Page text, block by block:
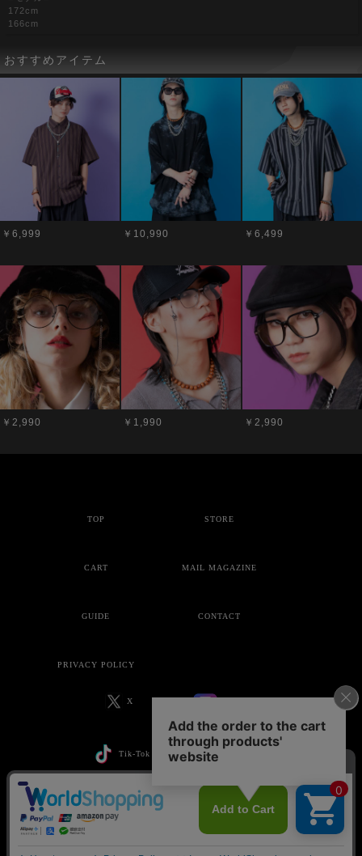
172cm
166cm
おすすめアイテム
￥6,999 ￥10,990 ￥6,499
￥2,990 ￥1,990 ￥2,990
TOP STORE
CART MAIL MAGAZINE
GUIDE CONTACT
PRIVACY POLICY
X
Tik-Tok
Copyright © ankoROCK all rights reserved.